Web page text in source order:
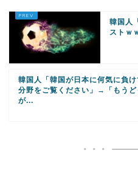
韓国人
ストｗ
韓国人「韓国が日本に何気に負け
分野をご覧ください」→「もうど
が...